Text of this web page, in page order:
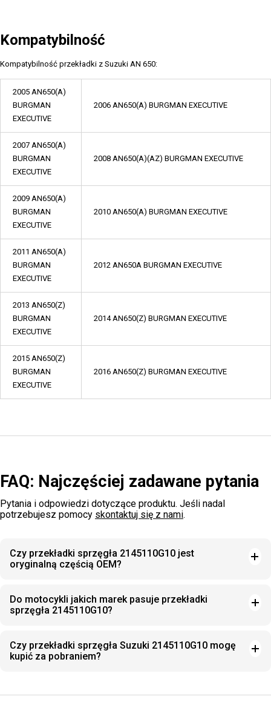
Kompatybilność
Kompatybilność przekładki z Suzuki AN 650:
2005 AN650(A)
BURGMAN
EXECUTIVE
2006 AN650(A) BURGMAN EXECUTIVE
2007 AN650(A)
BURGMAN
EXECUTIVE
2008 AN650(A)(AZ) BURGMAN EXECUTIVE
2009 AN650(A)
BURGMAN
EXECUTIVE
2010 AN650(A) BURGMAN EXECUTIVE
2011 AN650(A)
BURGMAN
EXECUTIVE
2012 AN650A BURGMAN EXECUTIVE
2013 AN650(Z)
BURGMAN
EXECUTIVE
2014 AN650(Z) BURGMAN EXECUTIVE
2015 AN650(Z)
BURGMAN
EXECUTIVE
2016 AN650(Z) BURGMAN EXECUTIVE
FAQ: Najczęściej zadawane pytania
Pytania i odpowiedzi dotyczące produktu. Jeśli nadal
potrzebujesz pomocy skontaktuj się z nami.
Czy przekładki sprzęgła 2145110G10 jest
oryginalną częścią OEM?
Do motocykli jakich marek pasuje przekładki
sprzęgła 2145110G10?
Czy przekładki sprzęgła Suzuki 2145110G10 mogę
kupić za pobraniem?